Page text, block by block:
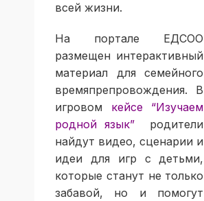
всей жизни.
На портале ЕДСОО
размещен интерактивный
материал для семейного
времяпрепровождения. В
игровом кейсе “Изучаем
родной язык” родители
найдут видео, сценарии и
идеи для игр с детьми,
которые станут не только
забавой, но и помогут